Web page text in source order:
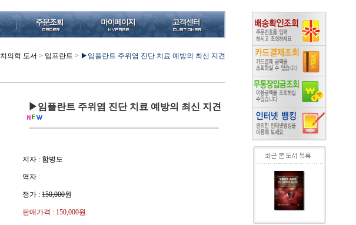
치의학 도서 > 임프란트 > ▶임플란트 주위염 진단 치료 예방의 최신 지견
▶임플란트 주위염 진단 치료 예방의 최신 지견
저자 : 함병도
역자 :
정가 : 150,000원
판매가격 : 150,000원